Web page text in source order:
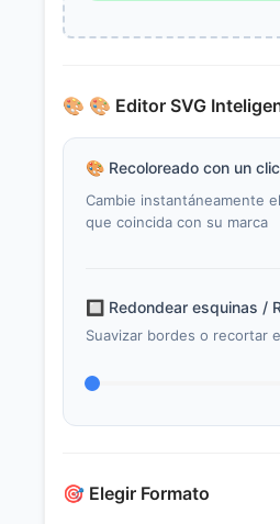
🎨 🎨 Editor SVG
🎨 Recoloreado con un clic
Cambie instantáneamente
que coincida con su marca
🔲 Redondear esquinas /
Suavizar bordes o recortar
🎯 Elegir Formato